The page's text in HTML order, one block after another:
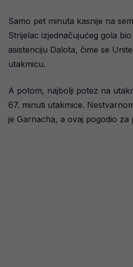
Samo pet minuta kasnije na
Strijelac izjednačujućeg gola
asistenciju Dalota, čime se
utakmicu.
A potom, najbolji potez na
67. minuti utakmice.
je Garnacha, a ovaj pogodio